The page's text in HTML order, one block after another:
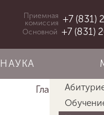
Приемная
комиссия +7 (831)
Основной +7 (831)
НАУКА
Главная
Об